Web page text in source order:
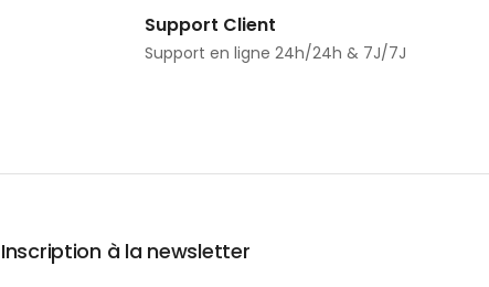
Support Client
Support en ligne 24h/24h & 7J/7J
Inscription à la newsletter